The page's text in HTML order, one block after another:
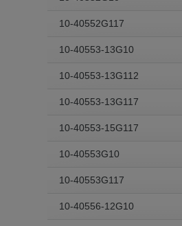
10-40552G117
10-40553-13G10
10-40553-13G112
10-40553-13G117
10-40553-15G117
10-40553G10
10-40553G117
10-40556-12G10